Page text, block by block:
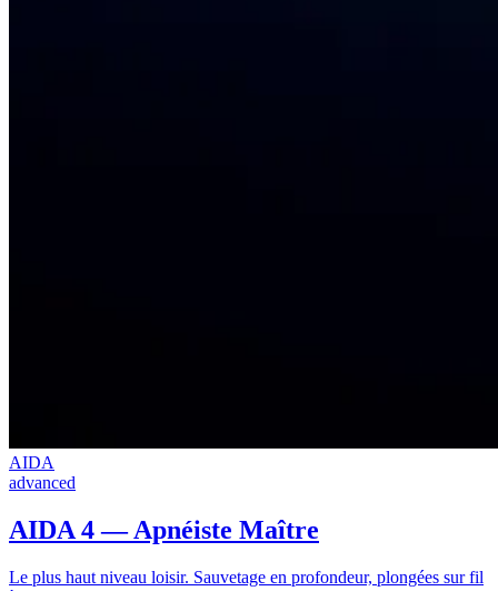
AIDA
advanced
AIDA 4 — Apnéiste Maître
Le plus haut niveau loisir. Sauvetage en profondeur, plongées sur fil